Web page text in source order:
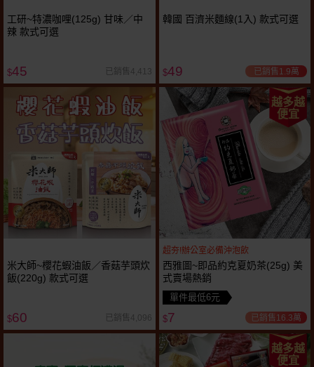
工研~特濃咖哩(125g) 甘味／中
辣 款式可選
$45 已銷售4,413
韓國 百濟米麵線(1入) 款式可選
$49 已銷售1.9萬
米大師~櫻花蝦油飯／香菇芋頭炊
飯(220g) 款式可選
$60 已銷售4,096
越多越
便宜
超夯!辦公室必備沖泡飲
西雅圖~即品約克夏奶茶(25g) 美
式賣場熱銷
單件最低6元
$7 已銷售16.3萬
越多越
便宜